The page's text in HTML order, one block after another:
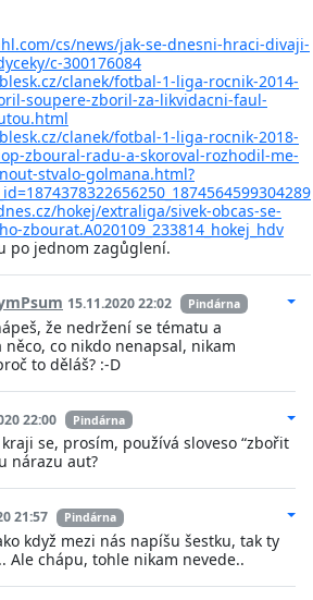
cs/news/jak-se-dnesni-hraci-divaji-
c-300176084
clanek/fotbal-1-liga-rocnik-2014-
soupere-zboril-za-likvidacni-faul-
clanek/fotbal-1-liga-rocnik-2018-
zboural-radu-a-skoroval-rozhodil-me-
stvalo-golmana.html?
hokej/extraliga/sivek-obcas-se-
zbourat.A020109_233814_hokej_hdv
po jednom zagůglení.
15.11.2020 22:02 Pindárna
že nedržení se tématu a
něco, co nikdo nenapsal, nikam
to děláš? :-D
22:00 Pindárna
kraji se, prosím, používá sloveso “zbořit
nárazu aut?
21:57 Pindárna
když mezi nás napíšu šestku, tak ty
Ale chápu, tohle nikam nevede..